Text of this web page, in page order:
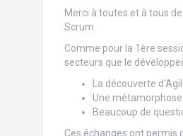
Merci à toutes et à tous
Scrum.
Comme pour la 1ère
secteurs que le
La découverte
Une
Beaucoup de
Ces échanges ont permis